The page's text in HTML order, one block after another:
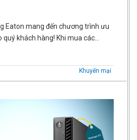
Eaton mang đến chương trình ưu
khách hàng! Khi mua các…
Khuyến mại